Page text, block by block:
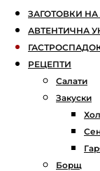
ЗАГОТОВКИ
АВТЕНТИЧНА
РЕЦЕПТИ
Салати
Закуски
Борщ